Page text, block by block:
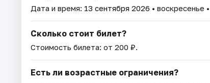
Дата и время: 13 сентября 2026 • воскресенье
Сколько стоит билет?
Стоимость билета: от 200 ₽.
Есть ли возрастные ограничения?